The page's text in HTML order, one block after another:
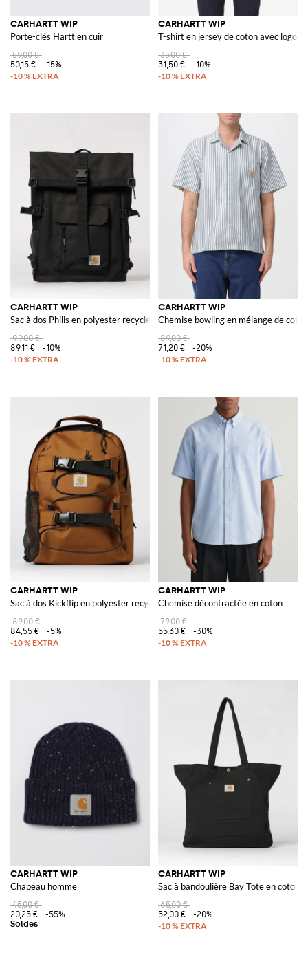
CARHARTT WIP
Porte-clés Hartt en cuir
59,00 €
50,15 €
-15%
CARHARTT WIP
T-shirt en jersey de coton avec logo
35,00 €
31,50 €
-10%
CARHARTT WIP
Sac à dos Philis en polyester recyclé
99,00 €
89,11 €
-10%
CARHARTT WIP
Chemise bowling en mélange de
89,00 €
71,20 €
-20%
CARHARTT WIP
Sac à dos Kickflip en polyester recyclé
89,00 €
84,55 €
-5%
CARHARTT WIP
Chemise décontractée en coton
79,00 €
55,30 €
-30%
CARHARTT WIP
Chapeau homme
45,00 €
20,25 €
-55%
CARHARTT WIP
Sac à bandoulière Bay Tote en coton
65,00 €
52,00 €
-20%